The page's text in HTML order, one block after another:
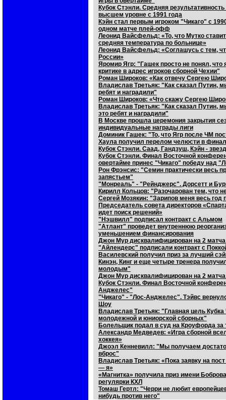
Кубок Стэнли. Средняя
высшем уровне с 1991 года
Кэйн стал первым игроком "Чикаго" с
одном матче плей-офф
Леонид Вайсфельд: «То, что Мутко
средняя температура по больнице»
Леонид Вайсфельд: «Соглашусь с тем,
России»
Яромир Ягр: "Гашек просто не понял, что
критике в адрес игроков сборной Чехии"
Роман Широков: «Как отвечу Сергею
Владислав Третьяк: "Как сказал Путин,
ребят и наградили"
Роман Широков: «Что скажу Сергею
Владислав Третьяк: "Как сказал Путин,
это ребят и наградили"
В Москве прошла церемония закрытия
индивидуальные награды лиги
Доминик Гашек: "То, что Ягр после ЧМ
Хаула получил перелом челюсти в
Кубок Стэнли. Саад, Гандзуш, Кэйн -
Кубок Стэнли. Финал Восточной
овертайме принес "Чикаго" победу над
Рон Фрэнсис: "Семин практически весь
запястьем"
"Монреаль" - "Рейнджерс". Дорсетт и
Кирилл Кольцов: "Разочарован тем, что
Сергей Мозякин: "Зарипов меня весь
Председатель совета директоров
идет поиск решений»
"Нэшвилл" подписал контракт с Альмом
"Атлант" проведет внутреннюю
уменьшением финансирования
Джон Мур дисквалифицирован на 2 матча
"Айлендерс" подписали контракт с
Василевский получил приз за лучший
Кинэн, Кинг и еще четыре тренера
молодым"
Джон Мур дисквалифицирован на 2 матча
Кубок Стэнли. Финал Восточной
Анджелес"
"Чикаго" - "Лос-Анджелес". Тэйвс
Шоу
Владислав Третьяк: "Главная цель
молодежной и юниорской сборных"
Болельщик подал в суд на Кроуфорда за
Александр Медведев: «Игра сборной
хоккея»
Джоэл Кенневилл: "Мы получаем
вброс"
Владислав Третьяк: «Пока заявку на
— я»
«Магнитка» получила приз имени
регулярки КХЛ
Томаш Гертл: "Черри не любит
нибудь против него"